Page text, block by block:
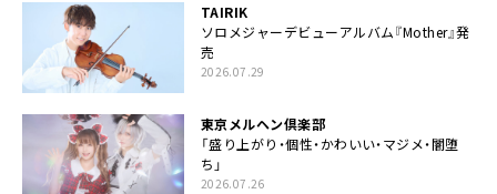
TAIRIK
ソロメジャーデビューアルバム『Mother』発
売
2026.07.29
東京メルヘン倶楽部
「盛り上がり・個性・かわいい・マジメ・闇堕
ち」
2026.07.26